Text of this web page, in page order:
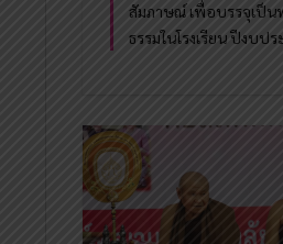
สัมภาษณ์ เพื่อบรรจุเป็
ธรรมในโรงเรียน ปีงบป